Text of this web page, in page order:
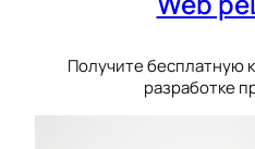
Получите бесплатную
разработке